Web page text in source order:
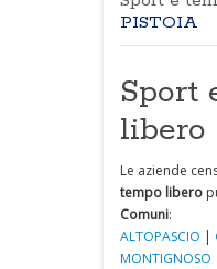
PISTOIA
Sport
libero
Le aziende
tempo libero
Comuni:
ALTOPASCIO |
MONTIGNOSO